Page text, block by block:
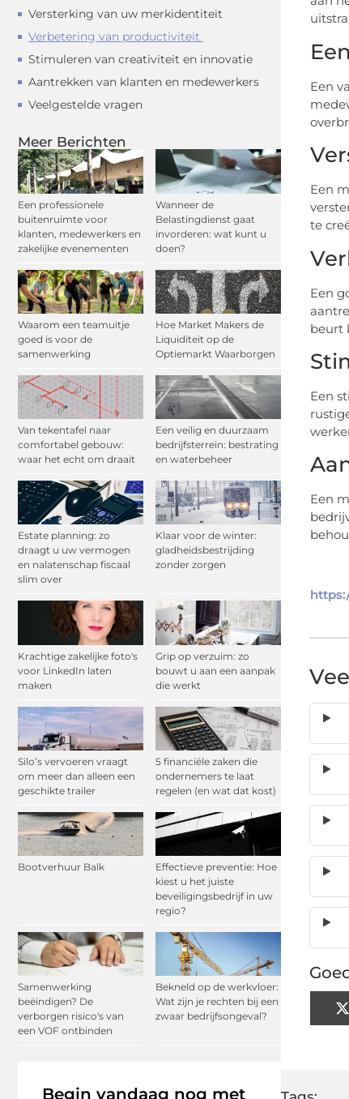
Versterking van uw merkidentiteit
Verbetering van productiviteit
Stimuleren van creativiteit en innovatie
Aantrekken van klanten en medewerkers
Veelgestelde vragen
Meer Berichten
Een professionele
buitenruimte voor
klanten, medewerkers en
zakelijke evenementen
Wanneer de
Belastingdienst gaat
invorderen: wat kunt u
doen?
Waarom een teamuitje
goed is voor de
samenwerking
Hoe Market Makers de
Liquiditeit op de
Optiemarkt Waarborgen
Van tekentafel naar
comfortabel gebouw:
waar het echt om draait
Een veilig en duurzaam
bedrijfsterrein: bestrating
en waterbeheer
Estate planning: zo
draagt u uw vermogen
en nalatenschap fiscaal
slim over
Klaar voor de winter:
gladheidsbestrijding
zonder zorgen
Krachtige zakelijke foto's
voor LinkedIn laten
maken
Grip op verzuim: zo
bouwt u aan een aanpak
die werkt
Silo’s vervoeren vraagt
om meer dan alleen een
geschikte trailer
5 financiële zaken die
ondernemers te laat
regelen (en wat dat kost)
Bootverhuur Balk
Effectieve preventie: Hoe
kiest u het juiste
beveiligingsbedrijf in uw
regio?
Samenwerking
beëindigen? De
verborgen risico's van
een VOF ontbinden
Bekneld op de werkvloer:
Wat zijn je rechten bij een
zwaar bedrijfsongeval?
Begin vandaag nog met
Een
Een
te
Een
beurt
Een
Een